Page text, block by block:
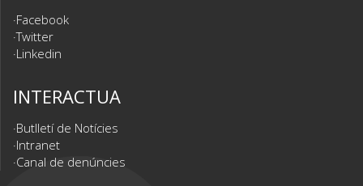
Facebook
Twitter
Linkedin
INTERACTUA
Butlletí de Notícies
Intranet
Canal de denúncies